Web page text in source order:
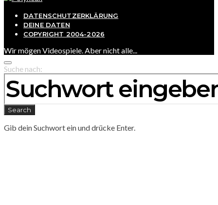
DATENSCHUTZERKLÄRUNG
DEINE DATEN
COPYRIGHT 2004-2026
Wir mögen Videospiele. Aber nicht alle...
Suche nach:
Search
Gib dein Suchwort ein und drücke Enter.